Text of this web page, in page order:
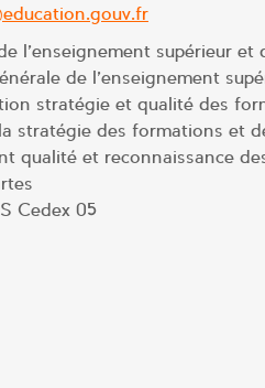
l’enseignement supérieur et
de l’enseignement
stratégie et qualité des
stratégie des formations et
qualité et reconnaissance
Cedex 05